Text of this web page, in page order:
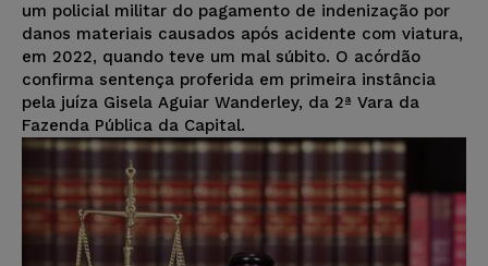
um policial militar do pagamento de indenização por
danos materiais causados após acidente com viatura,
em 2022, quando teve um mal súbito. O acórdão
confirma sentença proferida em primeira instância
pela juíza Gisela Aguiar Wanderley, da 2ª Vara da
Fazenda Pública da Capital.